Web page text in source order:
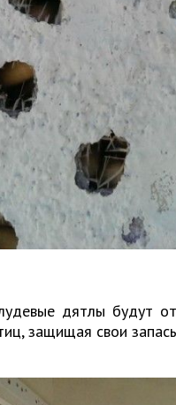
дятлы будут
защищая свои